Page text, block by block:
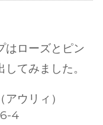
はローズとピン
てみました。
ウリィ）
4